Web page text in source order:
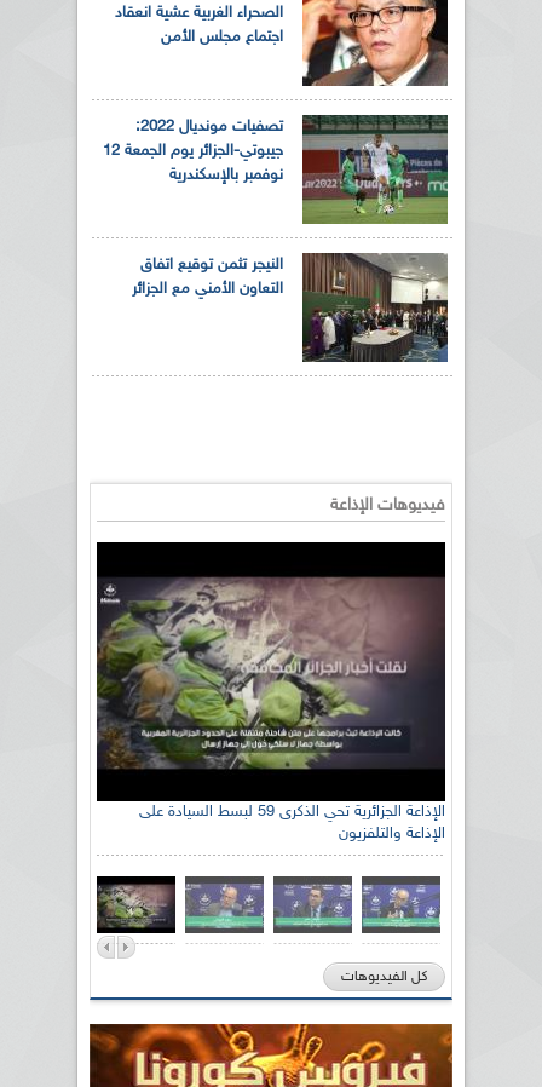
الصحراء الغربية عشية انعقاد
اجتماع مجلس الأمن
تصفيات مونديال 2022:
جيبوتي-الجزائر يوم الجمعة 12
نوفمبر بالإسكندرية
النيجر تثمن توقيع اتفاق
التعاون الأمني مع الجزائر
فيديوهات الإذاعة
الإذاعة الجزائرية تحي الذكرى 59 لبسط السيادة على
الإذاعة والتلفزيون
كل الفيديوهات